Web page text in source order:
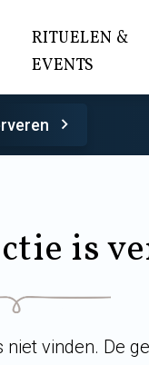
RITUELEN &
EVENTS
is
vinden. De